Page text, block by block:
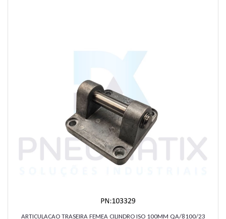
ARTICULACAO TRASEIRA FEMEA CILINDRO ISO 100MM QA/8100/23